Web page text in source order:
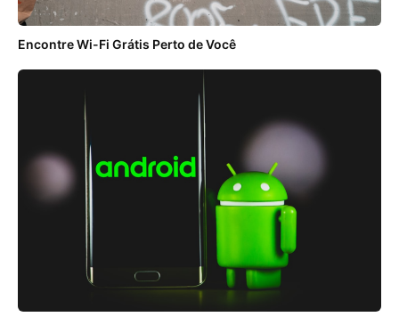
Encontre Wi-Fi Grátis Perto de Você